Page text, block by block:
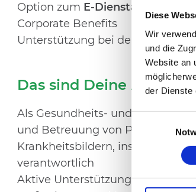
Diese
Wir
und die
Website an
der Dienste
Option zum E-Dienstauto
Corporate Benefits
Unterstützung bei der
Das sind Deine
Als Gesundheits- und
und Betreuung von
Krankheitsbildern,
verantwortlich
Aktive Unterstützung der